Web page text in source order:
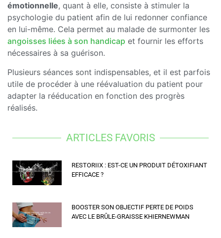
émotionnelle, quant à elle, consiste à stimuler la
psychologie du patient afin de lui redonner confiance
en lui-même. Cela permet au malade de surmonter les
angoisses liées à son handicap et fournir les efforts
nécessaires à sa guérison.
Plusieurs séances sont indispensables, et il est parfois
utile de procéder à une réévaluation du patient pour
adapter la rééducation en fonction des progrès
réalisés.
ARTICLES FAVORIS
RESTORIIX : EST-CE UN PRODUIT DÉTOXIFIANT
EFFICACE ?
BOOSTER SON OBJECTIF PERTE DE POIDS
AVEC LE BRÛLE-GRAISSE KHIERNEWMAN